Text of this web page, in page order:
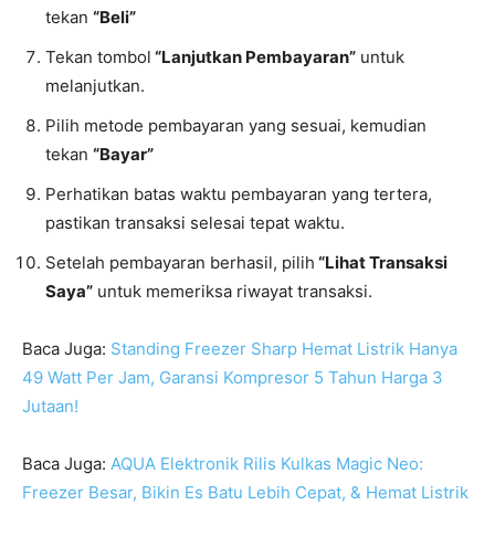
tekan “Beli”
Tekan tombol “Lanjutkan Pembayaran” untuk
melanjutkan.
Pilih metode pembayaran yang sesuai, kemudian
tekan “Bayar”
Perhatikan batas waktu pembayaran yang tertera,
pastikan transaksi selesai tepat waktu.
Setelah pembayaran berhasil, pilih “Lihat Transaksi
Saya” untuk memeriksa riwayat transaksi.
Baca Juga: Standing Freezer Sharp Hemat Listrik Hanya
49 Watt Per Jam, Garansi Kompresor 5 Tahun Harga 3
Jutaan!
Baca Juga: AQUA Elektronik Rilis Kulkas Magic Neo:
Freezer Besar, Bikin Es Batu Lebih Cepat, & Hemat Listrik